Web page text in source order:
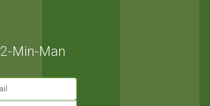
2-Min-Man